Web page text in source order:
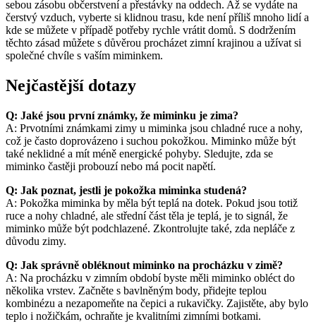
sebou zásobu občerstvení a přestávky na oddech. Až se vydáte na
čerstvý vzduch, vyberte si klidnou trasu, kde není příliš mnoho lidí a
kde se můžete v případě potřeby rychle vrátit domů. S dodržením
těchto zásad můžete s důvěrou procházet zimní krajinou a užívat si
společné chvíle s vaším miminkem.
Nejčastější dotazy
Q: Jaké jsou první známky, že miminku je zima?
A: Prvotními známkami zimy u miminka jsou chladné ruce a nohy,
což je často doprovázeno i suchou pokožkou. Miminko může být
také neklidné a mít méně energické pohyby. Sledujte, zda se
miminko častěji probouzí nebo má pocit napětí.
Q: Jak poznat, jestli je pokožka miminka studená?
A: Pokožka miminka by měla být teplá na dotek. Pokud jsou totiž
ruce a nohy chladné, ale střední část těla je teplá, je to signál, že
miminko může být podchlazené. Zkontrolujte také, zda nepláče z
důvodu zimy.
Q: Jak správně obléknout miminko na procházku v zimě?
A: Na procházku v zimním období byste měli miminko obléct do
několika vrstev. Začněte s bavlněným body, přidejte teplou
kombinézu a nezapomeňte na čepici a rukavičky. Zajistěte, aby bylo
teplo i nožičkám, ochraňte je kvalitními zimními botkami.